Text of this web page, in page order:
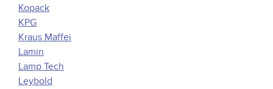
Kopack
KPG
Kraus Maffei
Lamin
Lamp Tech
Leybold